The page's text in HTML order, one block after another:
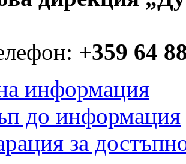
+359 64
информация
до информация
за